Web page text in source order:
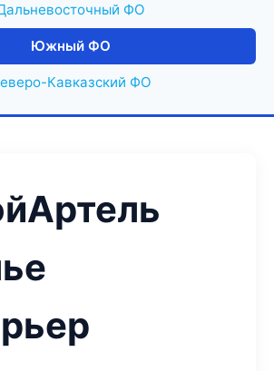
ФО
Южный ФО
Кавказский ФО